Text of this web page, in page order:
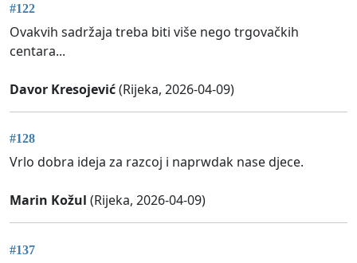
#122
Ovakvih sadržaja treba biti više nego trgovačkih
centara...
Davor Kresojević(Rijeka, 2026-04-09)
#128
Vrlo dobra ideja za razcoj i naprwdak nase djece.
Marin Kožul (Rijeka, 2026-04-09)
#137